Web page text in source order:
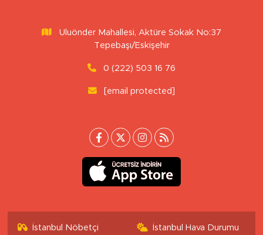
Uluönder Mahallesi, Aktüre Sokak No:37
Tepebaşı/Eskişehir
0 (222) 503 16 76
[email protected]
İstanbul Nöbetçi
İstanbul Hava Durumu